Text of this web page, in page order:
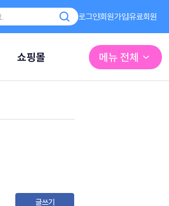
로그인회원가입유료회원
쇼핑몰 메뉴 전체
글쓰기